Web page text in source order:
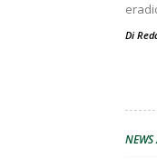
Di
NEWS